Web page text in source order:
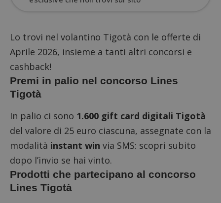
Lo trovi nel volantino Tigotà con le offerte di
Aprile 2026, insieme a tanti altri concorsi e
cashback!
Premi in palio nel concorso Lines
Tigotà
In palio ci sono 1.600 gift card digitali Tigotà
del valore di 25 euro ciascuna, assegnate con la
modalità instant win via SMS: scopri subito
dopo l’invio se hai vinto.
Prodotti che partecipano al concorso
Lines Tigotà